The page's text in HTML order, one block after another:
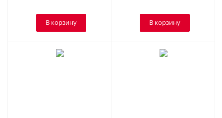
В корзину В корзину